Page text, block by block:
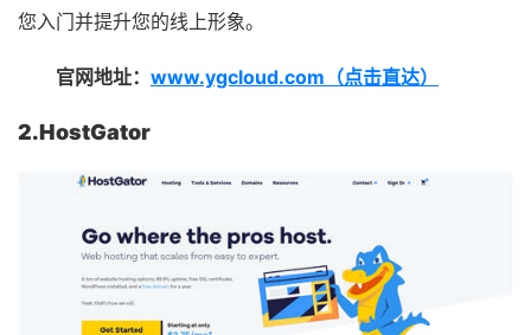
您入门并提升您的线上形象。
官网地址： www.ygcloud.com（点击直达）
2.HostGator